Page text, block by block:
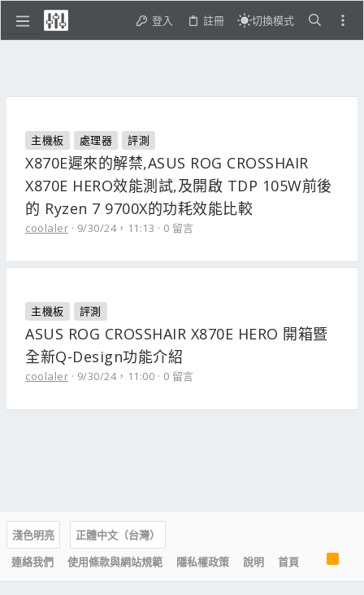
登入 註冊 切換模式
主機板 處理器 評測
X870E遲來的解禁,ASUS ROG CROSSHAIR
X870E HERO效能測試,及開啟 TDP 105W前後
的 Ryzen 7 9700X的功耗效能比較
coolaler 9/30/24，11:13 0 留言
主機板 評測
ASUS ROG CROSSHAIR X870E HERO 開箱暨
全新Q-Design功能介紹
coolaler 9/30/24，11:00 0 留言
淺色明亮
正體中文（台灣）
連絡我們
使用條款與網站規範 隱私權政策 說明 首頁
R
S
S